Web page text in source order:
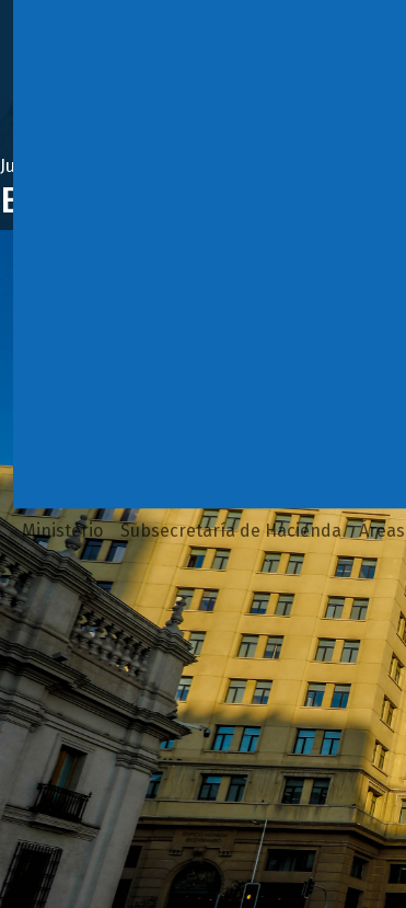
Ministerio Subsecretaría de Hacienda
Junio 9, 2022
El Comité Financiero